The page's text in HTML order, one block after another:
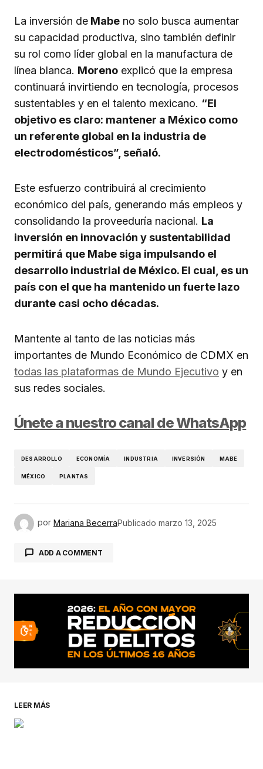
La inversión de Mabe no solo busca aumentar
su capacidad productiva, sino también definir
su rol como líder global en la manufactura de
línea blanca. Moreno explicó que la empresa
continuará invirtiendo en tecnología, procesos
sustentables y en el talento mexicano. “El
objetivo es claro: mantener a México como
un referente global en la industria de
electrodomésticos”, señaló.
Este esfuerzo contribuirá al crecimiento
económico del país, generando más empleos y
consolidando la proveeduría nacional. La
inversión en innovación y sustentabilidad
permitirá que Mabe siga impulsando el
desarrollo industrial de México. El cual, es un
país con el que ha mantenido un fuerte lazo
durante casi ocho décadas.
Mantente al tanto de las noticias más
importantes de Mundo Económico de CDMX en
todas las plataformas de Mundo Ejecutivo y en
sus redes sociales.
Únete a nuestro canal de WhatsApp
DESARROLLO ECONOMÍA INDUSTRIA INVERSIÓN MABE
MÉXICO PLANTAS
por Mariana BecerraPublicado marzo 13, 2025
ADD A COMMENT
conectado
LEER MÁS